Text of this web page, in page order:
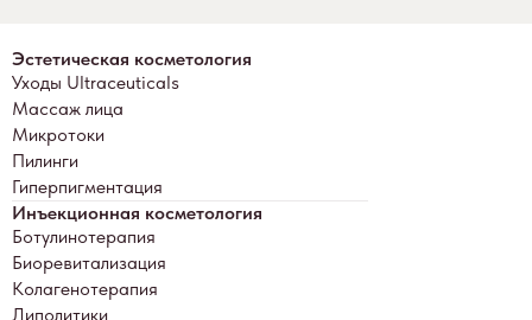
Эстетическая косметология
Уходы Ultraceuticals
Массаж лица
Микротоки
Пилинги
Гиперпигментация
Инъекционная косметология
Ботулинотерапия
Биоревитализация
Колагенотерапия
Липолитики